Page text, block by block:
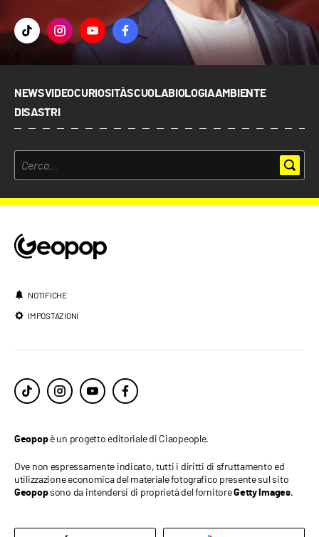
NEWSVIDEOCURIOSITÀSCUOLABIOLOGIAAMBIENTE
DISASTRI
NOTIFICHE
IMPOSTAZIONI
Geopopè un progetto editoriale di Ciaopeople.
Ove non espressamente indicato, tutti i diritti di sfruttamento ed
utilizzazione economica del materiale fotografico presente sul sito
Geopopsono da intendersi di proprietà del fornitoreGetty Images.